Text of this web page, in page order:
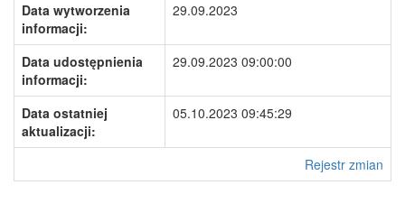
Data wytworzenia
informacji:
29.09.2023
Data udostępnienia
informacji:
29.09.2023 09:00:00
Data ostatniej
aktualizacji:
05.10.2023 09:45:29
Rejestr zmian